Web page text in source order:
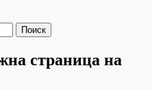
страница на